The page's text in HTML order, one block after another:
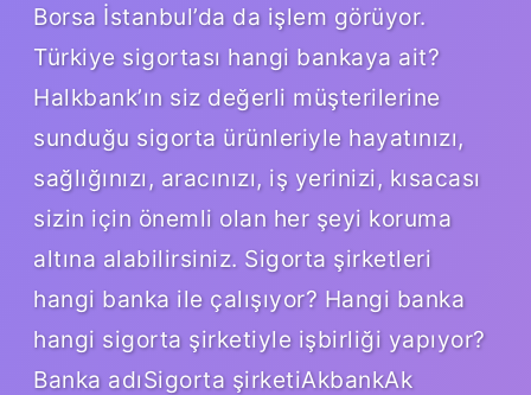
Borsa İstanbul’da da işlem görüyor.
Türkiye sigortası hangi bankaya ait?
Halkbank’ın siz değerli müşterilerine
sunduğu sigorta ürünleriyle hayatınızı,
sağlığınızı, aracınızı, iş yerinizi, kısacası
sizin için önemli olan her şeyi koruma
altına alabilirsiniz. Sigorta şirketleri
hangi banka ile çalışıyor? Hangi banka
hangi sigorta şirketiyle işbirliği yapıyor?
Banka adıSigorta şirketiAkbankAk